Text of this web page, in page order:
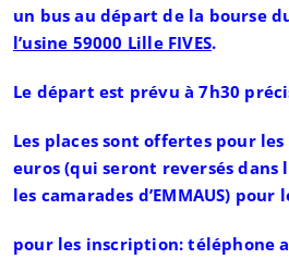
un bus au départ de la bourse
l’usine 59000 Lille FIVES.
Le départ est prévu à 7h30
Les places sont offertes pour
euros (qui seront reversés dans
les camarades d’EMMAUS)
pour les inscription: téléphone